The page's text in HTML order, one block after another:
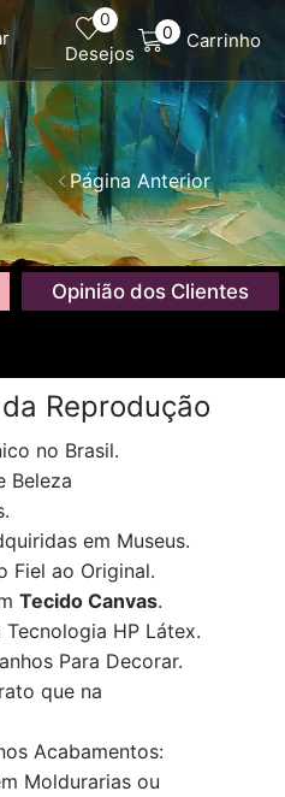
0
Desejos
0 Carrinho
Página Anterior
Opinião dos Clientes
Reprodução
no Brasil.
Beleza
em Museus.
Fiel ao Original.
Tecido Canvas.
HP Látex.
Para Decorar.
que na
Acabamentos:
Moldurarias ou